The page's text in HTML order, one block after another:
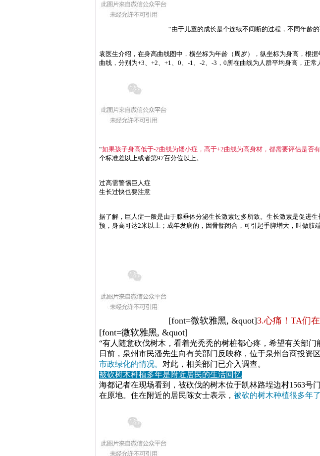
“由于儿童的成长是个连续不间断的过程，不同年龄
袁医生介绍，在身高曲线图中，横坐标为年龄（周岁），纵坐标为身高，根
曲线，分别为+3、+2、+1、0、-1、-2、-3，0所在曲线为人群平均身高，正常
“如果孩子身高低于-2曲线为矮小症，高于+2曲线为高身材，都需要评估是否有
个标准差以上或者第97百分位以上。
过高需警惕巨人症
生长过快也要注意
据了解，巨人症一般是由于腺垂体分泌生长激素过多所致。生长激素是促进
预，身高可达2米以上；成年发病的，因骨骺闭合，可引起手脚增大，叫做肢
[font=微软雅黑, &quot]3.心痛！TA们
[font=微软雅黑, &quot]
“有人随意砍伐树木， 看着光秃秃的树桩都心疼， 希望有关部
日前，泉州市民潘先生向有关部门反映称，位于泉州台商投资
市政绿化的情况。 对此，相关部门已介入调查。
被砍树木种植多年是附近居民的生活回忆
海都记者在现场看到，被砍伐的树木位于凯林路埕边村1563号
在原地。住在附近的居民陈女士表示， 被砍的树木种植很多年